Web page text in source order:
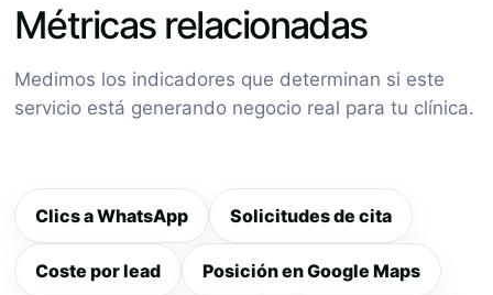
Métricas relacionadas
Medimos los indicadores que determinan si este
servicio está generando negocio real para tu clínica.
Clics a WhatsApp Solicitudes de cita
Coste por lead Posición en Google Maps